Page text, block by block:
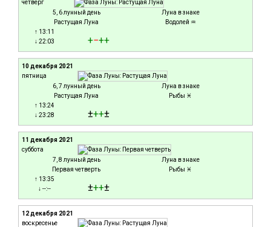
четверг
5, 6 лунный день
Растущая Луна
Луна в знаке
Водолей ♒
↑ 13:11
↓ 22:03
+−++
10 декабря 2021
пятница
6, 7 лунный день
Растущая Луна
Луна в знаке
Рыбы ♓
↑ 13:24
↓ 23:28
±++±
11 декабря 2021
суббота
7, 8 лунный день
Первая четверть
Луна в знаке
Рыбы ♓
↑ 13:35
↓ --:--
±++±
12 декабря 2021
воскресенье